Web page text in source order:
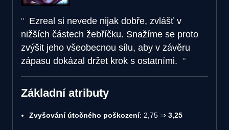
Ezreal si nevede nijak dobře, zvlášť v
nižších částech žebříčku. Snažíme se proto
zvýšit jeho všeobecnou sílu, aby v závěru
zápasu dokázal držet krok s ostatními.
Základní atributy
Zvyšování útočného poškození: 2,75 ⇒ 3,25